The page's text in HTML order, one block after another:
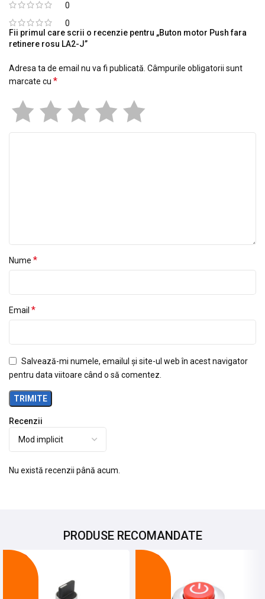
0
0
Recenzii
Nu există recenzii până acum.
Fii primul care scrii o recenzie pentru „Buton motor Push fara
retinere rosu LA2-J”
Adresa ta de email nu va fi publicată. Câmpurile obligatorii sunt
marcate cu *
Nume *
Email *
Salvează-mi numele, emailul și site-ul web în acest navigator
pentru data viitoare când o să comentez.
PRODUSE RECOMANDATE